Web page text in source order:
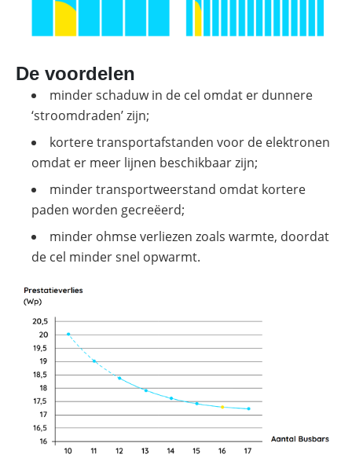
De voordelen
minder schaduw in de cel omdat er dunnere
‘stroomdraden’ zijn;
kortere transportafstanden voor de elektronen
omdat er meer lijnen beschikbaar zijn;
minder transportweerstand omdat kortere
paden worden gecreëerd;
minder ohmse verliezen zoals warmte, doordat
de cel minder snel opwarmt.